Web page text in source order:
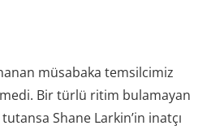
müsabaka temsilcimiz
Bir türlü ritim bulamayan
Shane Larkin’in inatçı